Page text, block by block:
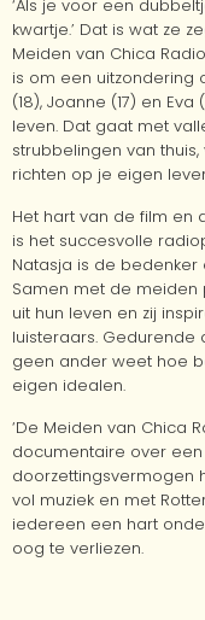
‘Als je voor een
kwartje.’ Dat is wat ze
Meiden van Chica
is om een uitzondering
(18), Joanne (17) en
leven. Dat gaat met
strubbelingen van
richten op je eigen
Het hart van de film en
is het succesvolle
Natasja is de bedenker
Samen met de
uit hun leven en zij
luisteraars. Gedurende
geen ander weet hoe
eigen idealen.
‘De Meiden van Chica
documentaire over
doorzettingsvermogen
vol muziek en met
iedereen een hart
oog te verliezen.